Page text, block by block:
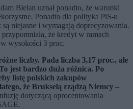
Bielan uznał ponadto, że warunki
Ponadto dla polityka PiS-u
są niejasne i wymagają doprecyzowania.
że kredyt w ramach
wysokości 3 proc.
liczby. Pada liczba 3,17 proc., ale
jest bardzo duża różnica. Po
listę polskich zakupów
że Brukselą rządzą Niemcy –
dotyczącą oprocentowania